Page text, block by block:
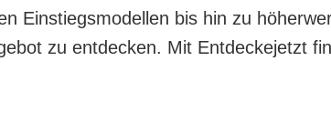
Einstiegsmodellen bis hin zu
zu entdecken. Mit Entdeckejetzt